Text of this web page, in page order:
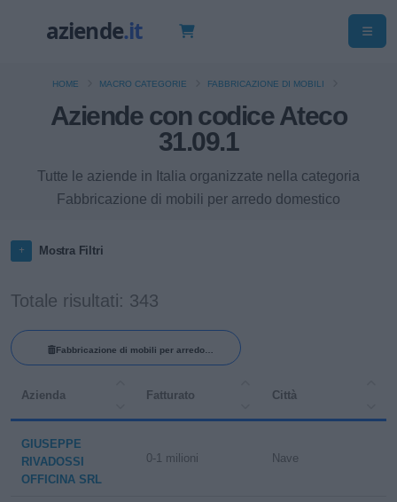
Aziende con codice Ateco
31.09.1
Tutte le aziende in Italia organizzate nella categoria
Fabbricazione di mobili per arredo domestico
HOME MACRO CATEGORIE FABBRICAZIONE DI MOBILI
Mostra Filtri
Totale risultati: 343
Fabbricazione di mobili per arredo
Azienda Fatturato Città
GIUSEPPE
RIVADOSSI
OFFICINA SRL
0-1 milioni Nave